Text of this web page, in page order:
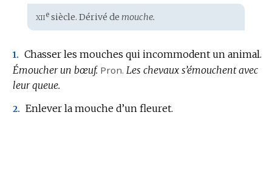
Étymologie
:
xiiesiècle. Dérivé de mouche.
1. Chasser les mouches qui incommodent un animal.
Émoucher un bœuf. Pron. Les chevaux s’émouchent avec
leur queue.
2. Enlever la mouche d’un fleuret.